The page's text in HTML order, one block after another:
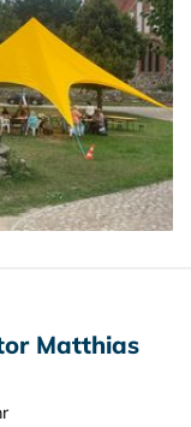
Matthias